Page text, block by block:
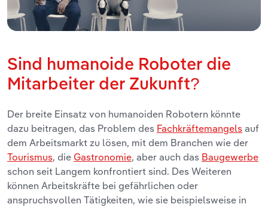
Sind humanoide Roboter die
Mitarbeiter der Zukunft?
Der breite Einsatz von humanoiden Robotern könnte
dazu beitragen, das Problem des Fachkräftemangels auf
dem Arbeitsmarkt zu lösen, mit dem Branchen wie der
Tourismus, die Gastronomie, aber auch das Baugewerbe
schon seit Langem konfrontiert sind. Des Weiteren
können Arbeitskräfte bei gefährlichen oder
anspruchsvollen Tätigkeiten, wie sie beispielsweise in